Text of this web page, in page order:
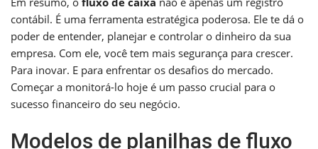
contábil. É uma ferramenta estratégica poderosa. Ele te dá o
poder de entender, planejar e controlar o dinheiro da sua
empresa. Com ele, você tem mais segurança para crescer.
Para inovar. E para enfrentar os desafios do mercado.
Começar a monitorá-lo hoje é um passo crucial para o
sucesso financeiro do seu negócio.
Modelos de planilhas de fluxo